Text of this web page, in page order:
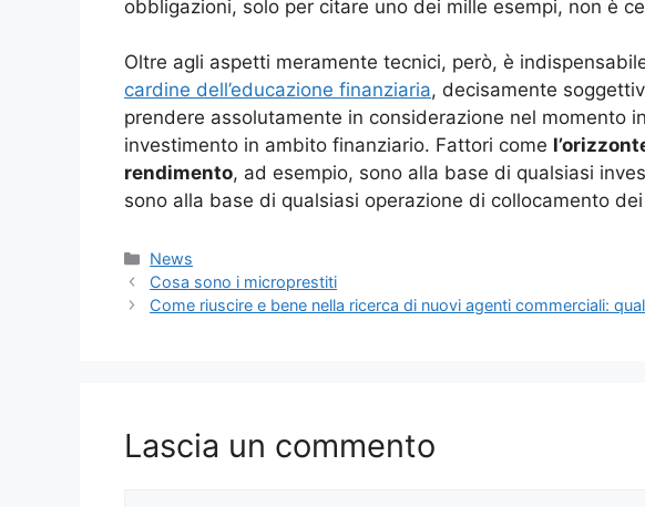
obbligazioni, solo per citare uno dei mille esempi, non è
Oltre agli aspetti meramente tecnici, però, è
cardine dell’educazione finanziaria, decisamente
prendere assolutamente in considerazione nel momento
investimento in ambito finanziario. Fattori come
rendimento, ad esempio, sono alla base di qualsiasi
sono alla base di qualsiasi operazione di collocamento
Categorie
News
Cosa sono i microprestiti
Come riuscire e bene nella ricerca di nuovi agenti commerciali:
Lascia un commento